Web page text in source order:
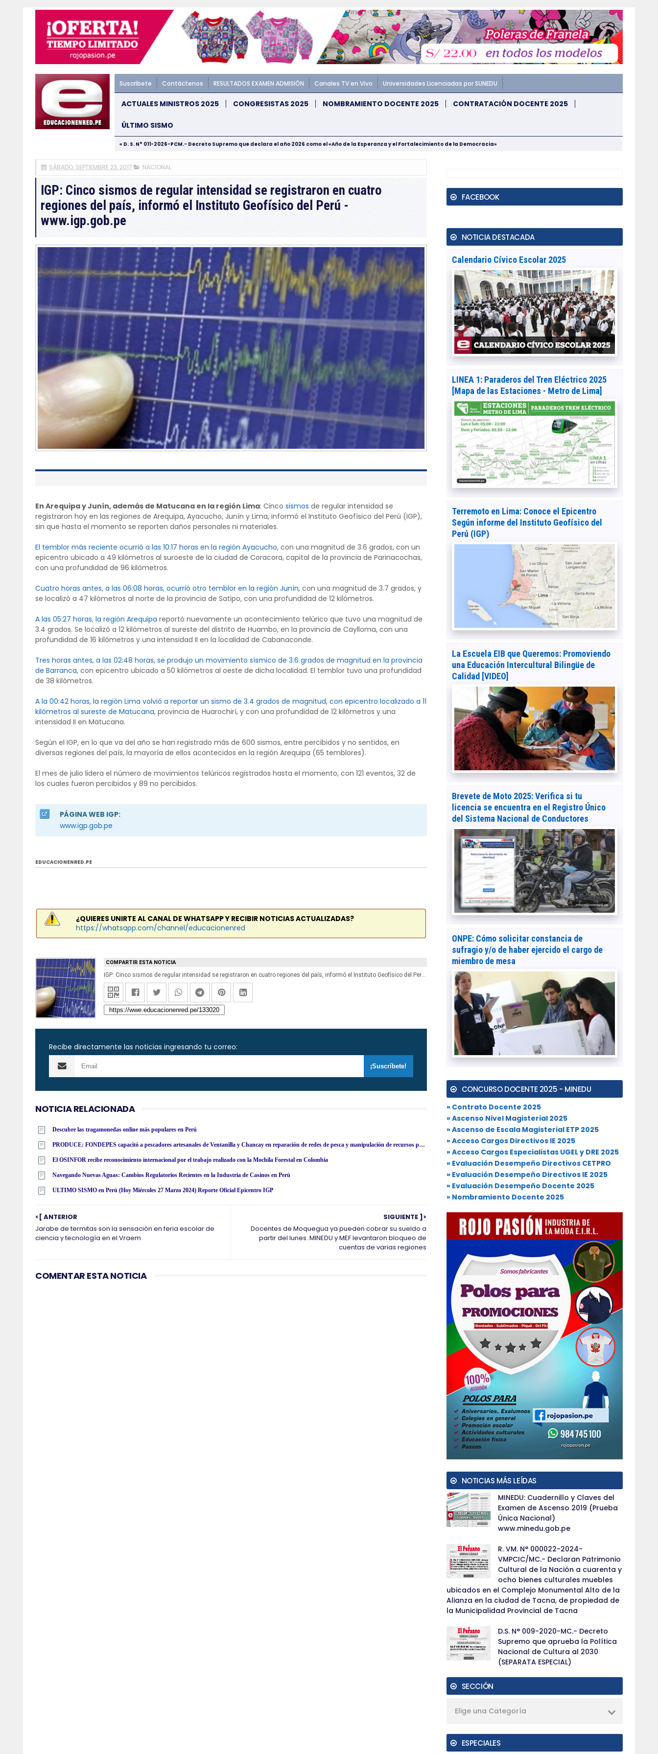
Suscríbete Contáctenos RESULTADOS EXAMEN ADMISIÓN Canales TV en Vivo Universidades Licenciadas por SUNEDU
ACTUALES MINISTROS 2025 CONGRESISTAS 2025 NOMBRAMIENTO DOCENTE 2025 CONTRATACIÓN DOCENTE 2025
ÚLTIMO SISMO
« D. S. N° 011-2026-PCM.- Decreto Supremo que declara el año 2026 como el «Año de la Esperanza y el Fortalecimiento de la Democracia»
SÁBADO, SEPTIEMBRE 23, 2017 NACIONAL
IGP: Cinco sismos de regular intensidad se registraron en cuatro
regiones del país, informó el Instituto Geofísico del Perú -
www.igp.gob.pe
En Arequipa y Junín, además de Matucana en la región Lima: Cinco sismos de regular intensidad se
registraron hoy en las regiones de Arequipa, Ayacucho, Junín y Lima, informó el Instituto Geofísico del Perú (IGP),
sin que hasta el momento se reporten daños personales ni materiales.
El temblor más reciente ocurrió a las 10:17 horas en la región Ayacucho, con una magnitud de 3.6 grados, con un
epicentro ubicado a 49 kilómetros al suroeste de la ciudad de Coracora, capital de la provincia de Parinacochas,
con una profundidad de 96 kilómetros.
Cuatro horas antes, a las 06:08 horas, ocurrió otro temblor en la región Junín, con una magnitud de 3.7 grados, y
se localizó a 47 kilómetros al norte de la provincia de Satipo, con una profundidad de 12 kilómetros.
A las 05:27 horas, la región Arequipa reportó nuevamente un acontecimiento telúrico que tuvo una magnitud de
3.4 grados. Se localizó a 12 kilómetros al sureste del distrito de Huambo, en la provincia de Caylloma, con una
profundidad de 16 kilómetros y una intensidad II en la localidad de Cabanaconde.
Tres horas antes, a las 02:48 horas, se produjo un movimiento sísmico de 3.6 grados de magnitud en la provincia
de Barranca, con epicentro ubicado a 50 kilómetros al oeste de dicha localidad. El temblor tuvo una profundidad
de 38 kilómetros.
A la 00:42 horas, la región Lima volvió a reportar un sismo de 3.4 grados de magnitud, con epicentro localizado a 11
kilómetros al sureste de Matucana, provincia de Huarochirí, y con una profundidad de 12 kilómetros y una
intensidad II en Matucana.
Según el IGP, en lo que va del año se han registrado más de 600 sismos, entre percibidos y no sentidos, en
diversas regiones del país, la mayoría de ellos acontecidos en la región Arequipa (65 temblores).
El mes de julio lidera el número de movimientos telúricos registrados hasta el momento, con 121 eventos, 32 de
los cuales fueron percibidos y 89 no percibidos.
PÁGINA WEB IGP:
www.igp.gob.pe
EDUCACIONENRED.PE
¿QUIERES UNIRTE AL CANAL DE WHATSAPP Y RECIBIR NOTICIAS ACTUALIZADAS?
https://whatsapp.com/channel/educacionenred
COMPARTIR ESTA NOTICIA
IGP: Cinco sismos de regular intensidad se registraron en cuatro regiones del país, informó el Instituto Geofísico del Perú - www.igp.gob.pe
Recibe directamente las noticias ingresando tu correo:
NOTICIA RELACIONADA
Descubre las tragamonedas online más populares en Perú
PRODUCE: FONDEPES capacitó a pescadores artesanales de Ventanilla y Chancay en reparación de redes de pesca y manipulación de recursos pesqueros
El OSINFOR recibe reconocimiento internacional por el trabajo realizado con la Mochila Forestal en Colombia
Navegando Nuevas Aguas: Cambios Regulatorios Recientes en la Industria de Casinos en Perú
ÚLTIMO SISMO en Perú (Hoy Miércoles 27 Marzo 2024) Reporte Oficial Epicentro IGP
SIGUIENTE ]>
Docentes de Moquegua ya pueden cobrar su sueldo a
partir del lunes. MINEDU y MEF levantaron bloqueo de
cuentas de varias regiones
<[ ANTERIOR
Jarabe de termitas son la sensación en feria escolar de
ciencia y tecnología en el Vraem
COMENTAR ESTA NOTICIA
FACEBOOK
NOTICIA DESTACADA
Calendario Cívico Escolar 2025
LINEA 1: Paraderos del Tren Eléctrico 2025
[Mapa de las Estaciones - Metro de Lima]
Terremoto en Lima: Conoce el Epicentro
Según informe del Instituto Geofísico del
Perú (IGP)
La Escuela EIB que Queremos: Promoviendo
una Educación Intercultural Bilingüe de
Calidad [VIDEO]
Brevete de Moto 2025: Verifica si tu
licencia se encuentra en el Registro Único
del Sistema Nacional de Conductores
ONPE: Cómo solicitar constancia de
sufragio y/o de haber ejercido el cargo de
miembro de mesa
CONCURSO DOCENTE 2025 - MINEDU
» Contrato Docente 2025
» Ascenso Nivel Magisterial 2025
» Ascenso de Escala Magisterial ETP 2025
» Acceso Cargos Directivos IE 2025
» Acceso Cargos Especialistas UGEL y DRE 2025
» Evaluación Desempeño Directivos CETPRO
» Evaluación Desempeño Directivos IE 2025
» Evaluación Desempeño Docente 2025
» Nombramiento Docente 2025
NOTICIAS MÁS LEÍDAS
MINEDU: Cuadernillo y Claves del
Examen de Ascenso 2019 (Prueba
Única Nacional)
www.minedu.gob.pe
R. VM. N° 000022-2024-
VMPCIC/MC.- Declaran Patrimonio
Cultural de la Nación a cuarenta y
ocho bienes culturales muebles
ubicados en el Complejo Monumental Alto de la
Alianza en la ciudad de Tacna, de propiedad de
la Municipalidad Provincial de Tacna
D.S. N° 009-2020-MC.- Decreto
Supremo que aprueba la Política
Nacional de Cultura al 2030
(SEPARATA ESPECIAL)
SECCIÓN
Elige una Categoría
ESPECIALES